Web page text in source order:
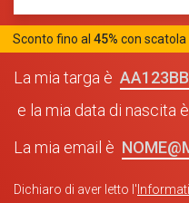
Sconto fino al 45% con scatola
La mia targa è
AA123BB
e la mia data di nascita è
La mia email è
Dichiaro di aver letto l'